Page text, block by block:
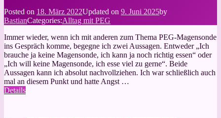
Magensonde
Posted on 18. März 2022Updated on 9. Juni 2025by
BastianCategories:Alltag mit PEG
Immer wieder, wenn ich mit anderen zum Thema PEG-Magensonde
ins Gespräch komme, begegne ich zwei Aussagen. Entweder „Ich
brauche ja keine Magensonde, ich kann ja noch richtig essen“ oder
„Ich will keine Magensonde, ich esse viel zu gerne“. Beide
Aussagen kann ich absolut nachvollziehen. Ich war schließlich auch
mal an diesem Punkt und hatte Angst …
Details